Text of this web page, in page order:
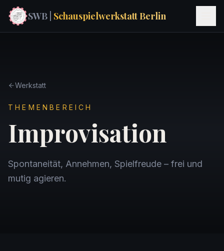
SWB | Schauspielwerkstatt Berlin
Werkstatt
THEMENBEREICH
Improvisation
Spontaneität, Annehmen, Spielfreude – frei und
mutig agieren.